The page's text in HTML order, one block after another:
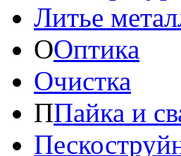
Литье
ООптика
Очистка
ППайка и